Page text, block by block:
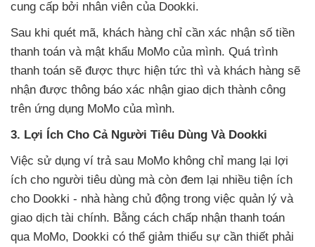
cung cấp bởi nhân viên của Dookki.
Sau khi quét mã, khách hàng chỉ cần xác nhận số tiền
thanh toán và mật khẩu MoMo của mình. Quá trình
thanh toán sẽ được thực hiện tức thì và khách hàng sẽ
nhận được thông báo xác nhận giao dịch thành công
trên ứng dụng MoMo của mình.
3. Lợi Ích Cho Cả Người Tiêu Dùng Và Dookki
Việc sử dụng ví trả sau MoMo không chỉ mang lại lợi
ích cho người tiêu dùng mà còn đem lại nhiều tiện ích
cho Dookki - nhà hàng chủ động trong việc quản lý và
giao dịch tài chính. Bằng cách chấp nhận thanh toán
qua MoMo, Dookki có thể giảm thiểu sự cần thiết phải